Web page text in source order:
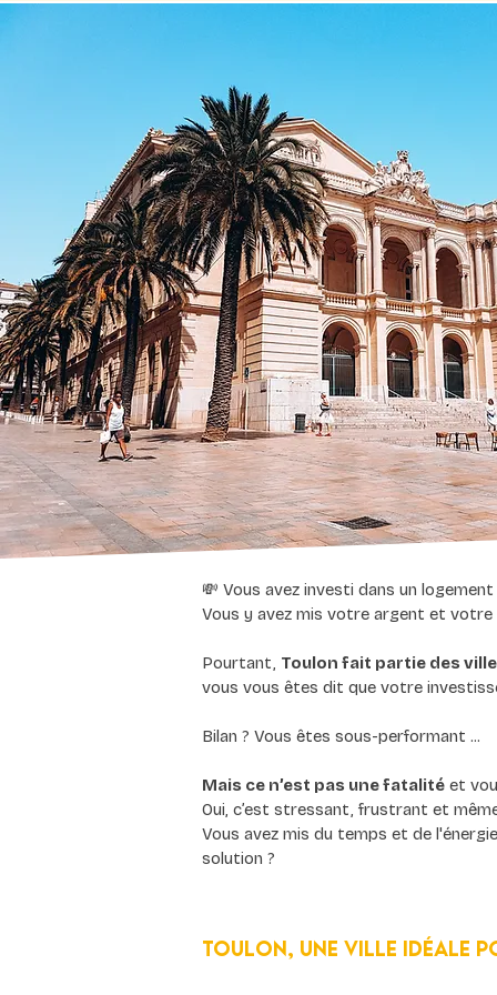
💸 Vous avez investi dans un
Vous y avez mis votre argent et
Pourtant, Toulon fait partie des
vous vous êtes dit que votre
Bilan ? Vous êtes sous-performant ...
Mais ce n’est pas une fatalité et
Oui, c’est stressant, frustrant et
Vous avez mis du temps et de
solution ?
Toulon, une ville idéale